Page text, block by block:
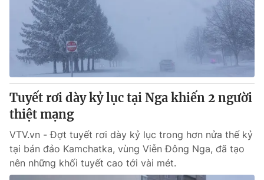
Tuyết rơi dày kỷ lục tại Nga khiến 2 người
thiệt mạng
VTV.vn - Đợt tuyết rơi dày kỷ lục trong hơn nửa thế kỷ
tại bán đảo Kamchatka, vùng Viễn Đông Nga, đã tạo
nên những khối tuyết cao tới vài mét.